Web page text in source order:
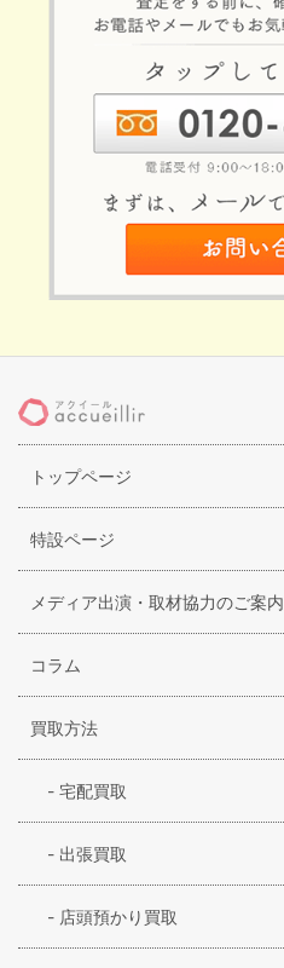
トップページ
特設ページ
メディア出演・取材協力のご案内
コラム
買取方法
- 宅配買取
- 出張買取
- 店頭預かり買取